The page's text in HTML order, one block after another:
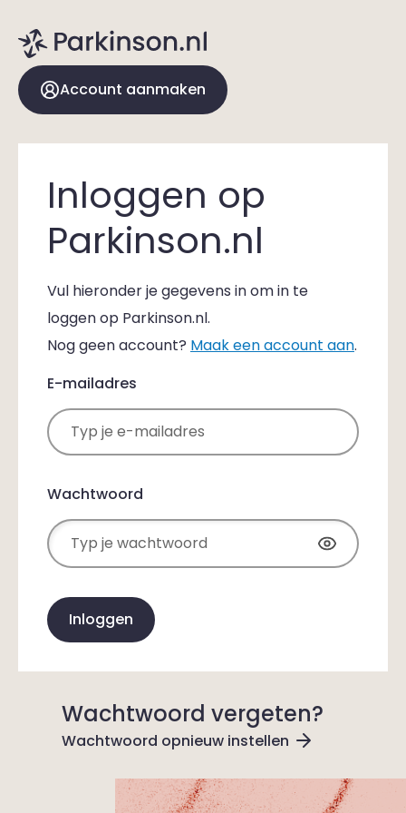
Account aanmaken
Inloggen op
Parkinson.nl
Vul hieronder je gegevens in om in te
loggen op Parkinson.nl.
Nog geen account? Maak een account aan.
E-mailadres
Wachtwoord
Inloggen
Wachtwoord vergeten?
Wachtwoord opnieuw instellen